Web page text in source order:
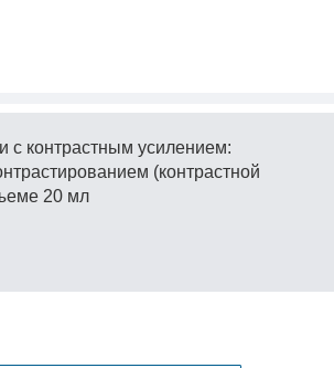
с контрастным усилением:
(контрастной
20 мл